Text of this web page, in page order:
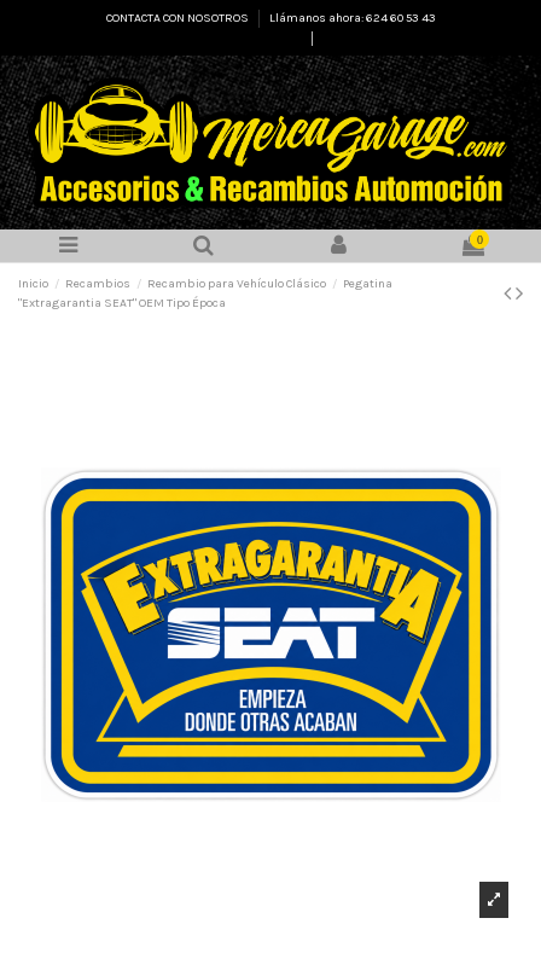
CONTACTA CON NOSOTROS
Llámanos ahora: 624 60 53 43
0
Inicio Recambios Recambio para Vehículo Clásico
Pegatina
"Extragarantia SEAT" OEM Tipo Época